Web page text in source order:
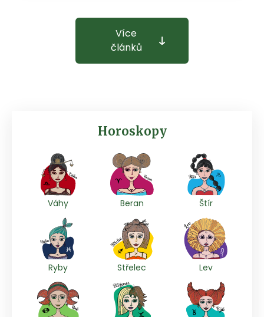
Více
článků
Horoskopy
Váhy Beran Štír
Ryby Střelec Lev